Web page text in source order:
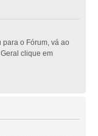
o Fórum, vá ao
clique em